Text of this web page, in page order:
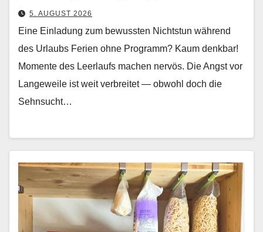
5. AUGUST 2026
Eine Einladung zum bewussten Nichtstun während
des Urlaubs Ferien ohne Pro­gramm? Kaum denkbar!
Momente des Leer­laufs machen nervös. Die Angst vor
Langeweile ist weit ver­bre­it­et — obwohl doch die
Sehn­sucht…